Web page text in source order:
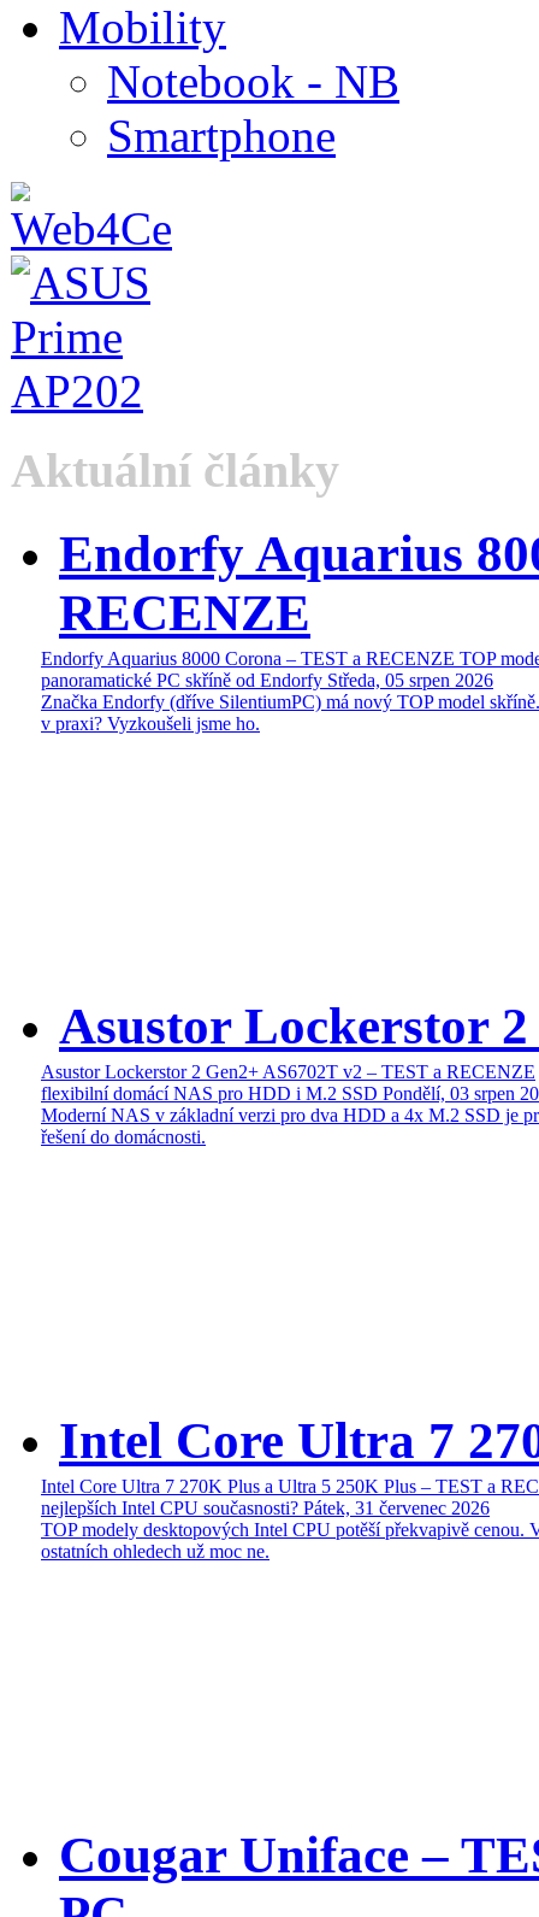
Mobility
Notebook - NB
Smartphone
Aktuální články
Endorfy Aquarius
RECENZE
Endorfy Aquarius 8000 Corona – TEST a RECENZE TOP
panoramatické PC skříně od Endorfy Středa, 05 srpen 2026
Značka Endorfy (dříve SilentiumPC) má nový TOP model
v praxi? Vyzkoušeli jsme ho.
Asustor Lockerstor
Asustor Lockerstor 2 Gen2+ AS6702T v2 – TEST a RECENZE
flexibilní domácí NAS pro HDD i M.2 SSD Pondělí, 03 srpen
Moderní NAS v základní verzi pro dva HDD a 4x M.2 SSD je
řešení do domácnosti.
Intel Core Ultra 7
Intel Core Ultra 7 270K Plus a Ultra 5 250K Plus – TEST a
nejlepších Intel CPU současnosti? Pátek, 31 červenec 2026
TOP modely desktopových Intel CPU potěší překvapivě cenou.
ostatních ohledech už moc ne.
Cougar Uniface –